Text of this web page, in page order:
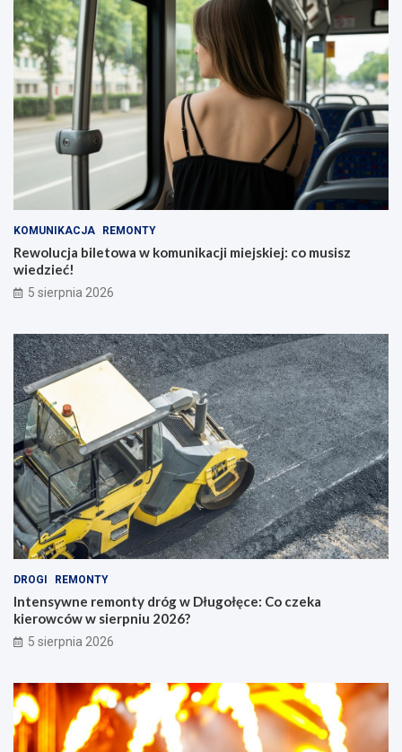
KOMUNIKACJA REMONTY
Rewolucja biletowa w komunikacji miejskiej: co musisz
wiedzieć!
5 sierpnia 2026
DROGI REMONTY
Intensywne remonty dróg w Długołęce: Co czeka
kierowców w sierpniu 2026?
5 sierpnia 2026